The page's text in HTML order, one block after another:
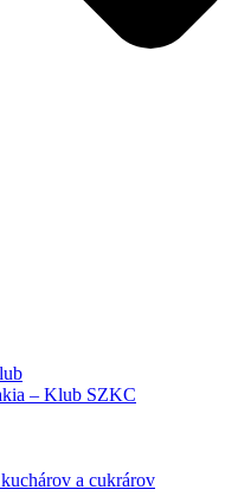
– Klub SZKC
a cukrárov